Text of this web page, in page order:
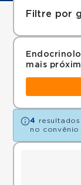
Filtre por
mais
4
no convênio